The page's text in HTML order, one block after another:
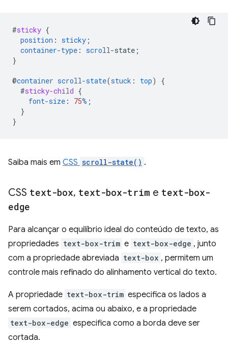
#sticky {
position : sticky ;
container-type : scroll-state ;
}
@container scroll-state(stuck : top)
{
#sticky-child {
font-size : 75% ;
}
}
Saiba mais em CSS scroll-state() .
CSS text-box, text-box-trim e text-box-
edge
Para alcançar o equilíbrio ideal do conteúdo de texto, as
propriedades text-box-trim e text-box-edge , junto
com a propriedade abreviada text-box , permitem um
controle mais refinado do alinhamento vertical do texto.
A propriedade text-box-trim especifica os lados a
serem cortados, acima ou abaixo, e a propriedade
text-box-edge especifica como a borda deve ser
cortada.